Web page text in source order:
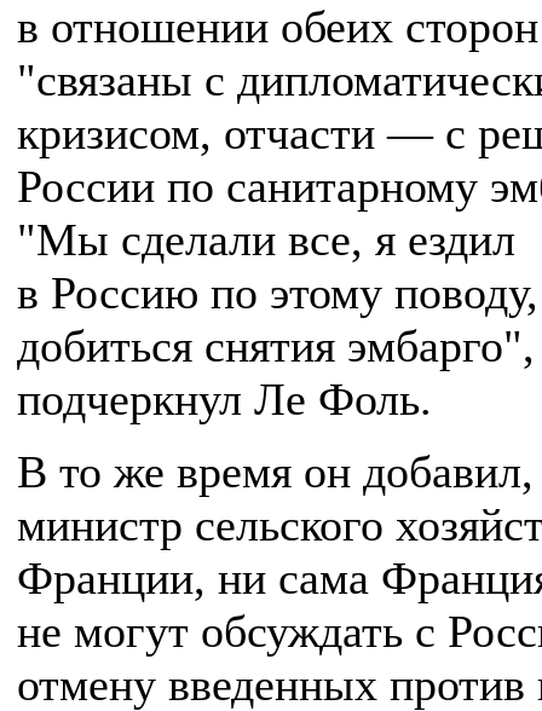
в отношении обеих
"связаны с
кризисом, отчасти — с
России по санитарному
"Мы сделали все, я ездил
в Россию по этому
добиться снятия
подчеркнул Ле Фоль.
В то же время он
министр сельского
Франции, ни сама
не могут обсуждать с
отмену введенных против